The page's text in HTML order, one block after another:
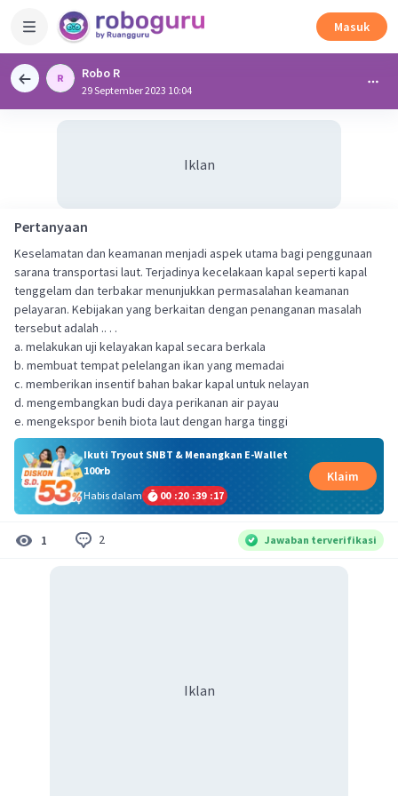
Masuk
Robo R
29 September 2023 10:04
Iklan
Pertanyaan
Keselamatan dan keamanan menjadi aspek utama bagi penggunaan
sarana transportasi laut. Terjadinya kecelakaan kapal seperti kapal
tenggelam dan terbakar menunjukkan permasalahan keamanan
pelayaran. Kebijakan yang berkaitan dengan penanganan masalah
tersebut adalah .. . .
a. melakukan uji kelayakan kapal secara berkala
b. membuat tempat pelelangan ikan yang memadai
c. memberikan insentif bahan bakar kapal untuk nelayan
d. mengembangkan budi daya perikanan air payau
e. mengekspor benih biota laut dengan harga tinggi
Ikuti Tryout SNBT & Menangkan E-Wallet
100rb
Habis dalam
00 :20 :39 :17
Klaim
1 2 Jawaban terverifikasi
Iklan